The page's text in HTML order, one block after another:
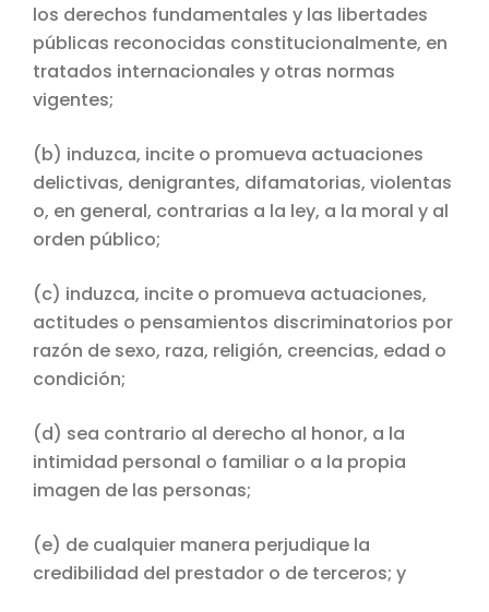
los derechos fundamentales y las libertades
públicas reconocidas constitucionalmente, en
tratados internacionales y otras normas
vigentes;
(b) induzca, incite o promueva actuaciones
delictivas, denigrantes, difamatorias, violentas
o, en general, contrarias a la ley, a la moral y al
orden público;
(c) induzca, incite o promueva actuaciones,
actitudes o pensamientos discriminatorios por
razón de sexo, raza, religión, creencias, edad o
condición;
(d) sea contrario al derecho al honor, a la
intimidad personal o familiar o a la propia
imagen de las personas;
(e) de cualquier manera perjudique la
credibilidad del prestador o de terceros; y